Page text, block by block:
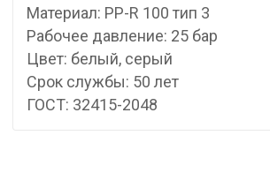
Материал: PP-R 100 тип 3
Рабочее давление: 25 бар
Цвет: белый, серый
Срок службы: 50 лет
ГОСТ: 32415-2048